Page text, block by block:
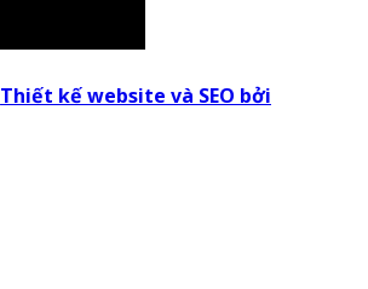
Thiết kế website và SEO bởi